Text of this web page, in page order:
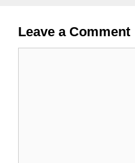
Leave a Comment